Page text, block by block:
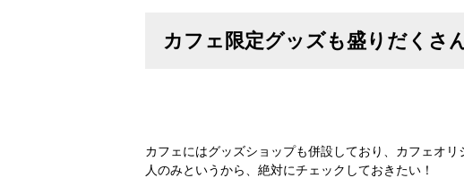
カフェ限定グッズも盛りだくさ
カフェにはグッズショップも併設しており、カフェオ
人のみというから、絶対にチェックしておきたい！